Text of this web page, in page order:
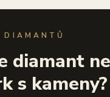
DIAMANTŮ
diamant
s kameny?